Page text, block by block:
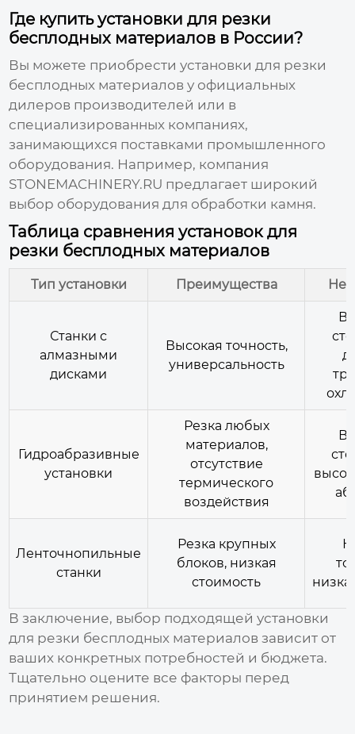
Где купить установки для резки
бесплодных материалов в России?
Вы можете приобрестиустановки для резки
бесплодных материалов у официальных
дилеров производителей или в
специализированных компаниях,
занимающихся поставками промышленного
оборудования. Например, компания
STONEMACHINERY.RU предлагает широкий
выбор оборудования для обработки камня.
Таблица сравнения установок для
резки бесплодных материалов
Тип установки Преимущества
Станки с
алмазными
дисками
Высокая точность,
универсальность
Гидроабразивные
установки
Резка любых
материалов,
отсутствие
термического
воздействия
Ленточнопильные
станки
Резка крупных
блоков, низкая
стоимость
В заключение, выбор подходящейустановки
для резки бесплодных материалов зависит от
ваших конкретных потребностей и бюджета.
Тщательно оцените все факторы перед
принятием решения.